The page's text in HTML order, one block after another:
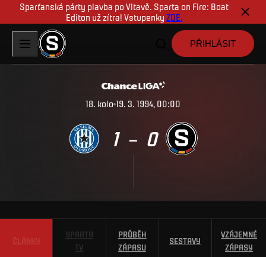
Sparťanská párty plavba po Vltavě. Sparta on Fire: Boat
Editon už zítra! Vstupenky ZDE.
PŘIHLÁSIT
18. kolo 19. 3. 1994, 00:00
1 – 0
ČLÁNKY
SPARTA
TV
PRŮBĚH
ZÁPASU
SESTAVY
VZÁJEMNÉ
ZÁPASY